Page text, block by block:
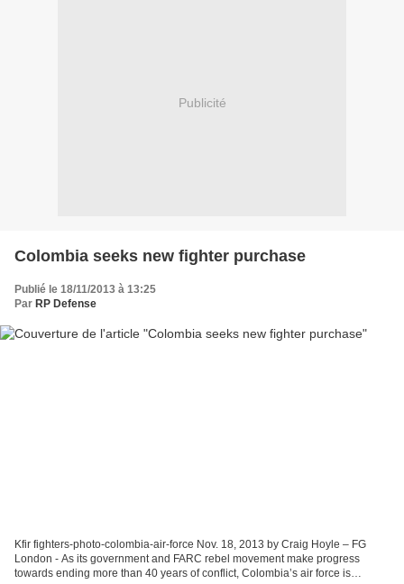
Publicité
Colombia seeks new fighter purchase
Publié le 18/11/2013 à 13:25
Par RP Defense
Kfir fighters-photo-colombia-air-force Nov. 18, 2013 by Craig Hoyle – FG
London - As its government and FARC rebel movement make progress
towards ending more than 40 years of conflict, Colombia’s air force is